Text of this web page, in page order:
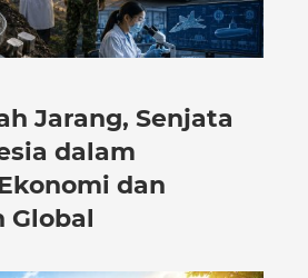
Jarang, Senjata
dalam
dan
Global